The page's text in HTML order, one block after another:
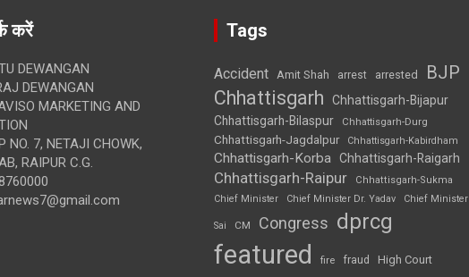
करें
DEWANGAN
DEWANGAN
MARKETING AND
NO. 7, NETAJI CHOWK,
RAIPUR C.G.
Tags
Accident Amit Shah arrest arrested BJP
Chhattisgarh
Chhattisgarh-Bijapur
Chhattisgarh-Bilaspur
Chhattisgarh-Durg
Chhattisgarh-Jagdalpur Chhattisgarh-Kabirdham
Chhattisgarh-Korba Chhattisgarh-Raigarh
Chhattisgarh-Raipur
Chhattisgarh-Sukma
Chief Minister
Chief Minister Dr. Yadav Chief Minister
Sai CM Congress dprcg
featured fire fraud High Court